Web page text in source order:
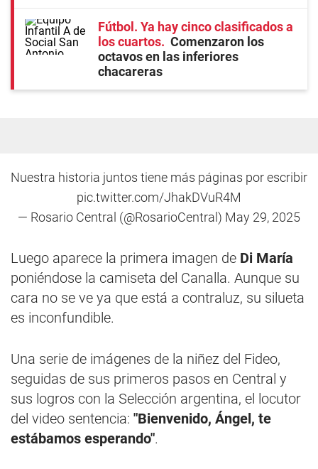
Fútbol. Ya hay cinco clasificados a
los cuartos
Comenzaron los
octavos en las inferiores
chacareras
Nuestra historia juntos tiene más páginas por escribir
pic.twitter.com/JhakDVuR4M
— Rosario Central (@RosarioCentral) May 29, 2025
Luego aparece la primera imagen de Di María
poniéndose la camiseta del Canalla. Aunque su
cara no se ve ya que está a contraluz, su silueta
es inconfundible.
Una serie de imágenes de la niñez del Fideo,
seguidas de sus primeros pasos en Central y
sus logros con la Selección argentina, el locutor
del video sentencia: "Bienvenido, Ángel, te
estábamos esperando".